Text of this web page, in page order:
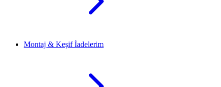
Montaj & Keşif İadelerim